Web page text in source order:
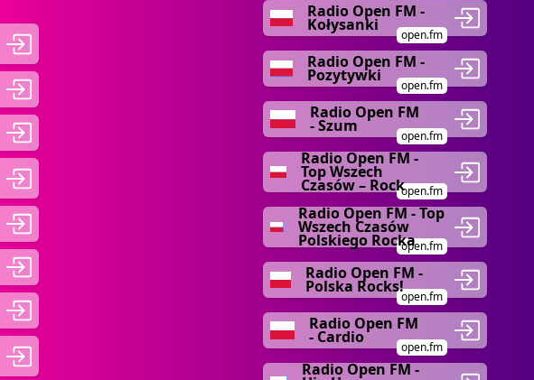
Radio Open FM -
Kołysanki
open.fm
Radio Open FM -
Pozytywki
open.fm
Radio Open FM
- Szum
open.fm
Radio Open FM -
Top Wszech
Czasów – Rockopen.fm
Radio Open FM - Top
Wszech Czasów
Polskiego Rockaopen.fm
Radio Open FM -
Polska Rocks!
open.fm
Radio Open FM
- Cardio
open.fm
Radio Open FM -